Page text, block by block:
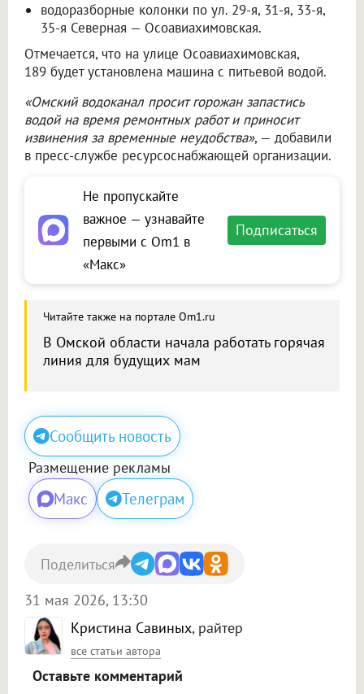
водоразборные колонки по ул. 29-я, 31-я, 33-я,
35-я Северная — Осоавиахимовская.
Отмечается, что на улице Осоавиахимовская,
189 будет установлена машина с питьевой водой.
«Омский водоканал просит горожан запастись
водой на время ремонтных работ и приносит
извинения за временные неудобства», — добавили
в пресс-службе ресурсоснабжающей организации.
Не пропускайте
важное — узнавайте
первыми с Om1 в
«Макс»
Подписаться
Читайте также на портале Om1.ru
В Омской области начала работать горячая
линия для будущих мам
Сообщить новость
Размещение рекламы
Макс Телеграм
Кристина Савиных, райтер
все статьи автора
31 мая 2026, 13:30
Поделиться
Оставьте комментарий